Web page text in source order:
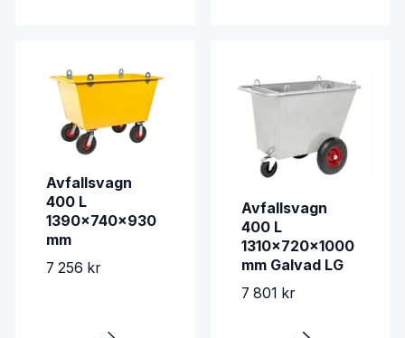
Avfallsvagn
400 L
1390x740x930
mm
7 256 kr
Avfallsvagn
400 L
1310x720x1000
mm Galvad LG
7 801 kr